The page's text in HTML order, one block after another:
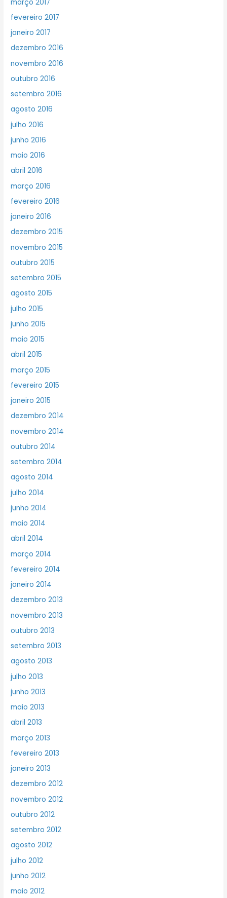
março 2017
fevereiro 2017
janeiro 2017
dezembro 2016
novembro 2016
outubro 2016
setembro 2016
agosto 2016
julho 2016
junho 2016
maio 2016
abril 2016
março 2016
fevereiro 2016
janeiro 2016
dezembro 2015
novembro 2015
outubro 2015
setembro 2015
agosto 2015
julho 2015
junho 2015
maio 2015
abril 2015
março 2015
fevereiro 2015
janeiro 2015
dezembro 2014
novembro 2014
outubro 2014
setembro 2014
agosto 2014
julho 2014
junho 2014
maio 2014
abril 2014
março 2014
fevereiro 2014
janeiro 2014
dezembro 2013
novembro 2013
outubro 2013
setembro 2013
agosto 2013
julho 2013
junho 2013
maio 2013
abril 2013
março 2013
fevereiro 2013
janeiro 2013
dezembro 2012
novembro 2012
outubro 2012
setembro 2012
agosto 2012
julho 2012
junho 2012
maio 2012